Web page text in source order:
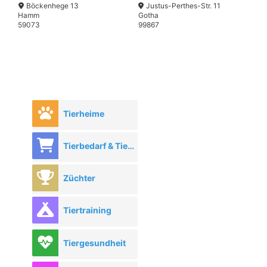
Böckenhege 13
Hamm
59073
Justus-Perthes-Str. 11
Gotha
99867
Tierheime
Tierbedarf & Tierhandel
Züchter
Tiertraining
Tiergesundheit